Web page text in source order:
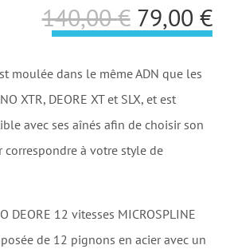
140,00€ Le
prix
initial
était :
140,00 €.
79,00 €
moulée dans le même ADN que les
XTR, DEORE XT et SLX, et est
avec ses aînés afin de choisir son
à votre style de
DEORE 12 vitesses MICROSPLINE
de 12 pignons en acier avec un